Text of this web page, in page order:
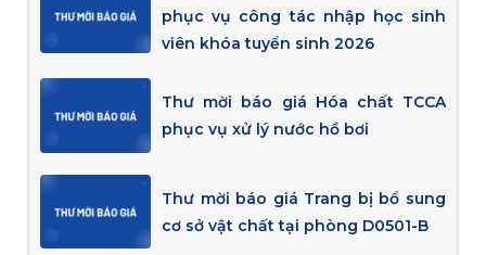
phục vụ công tác nhập học sinh
viên khóa tuyển sinh 2026
Thư mời báo giá Hóa chất TCCA
phục vụ xử lý nước hồ bơi
Thư mời báo giá Trang bị bổ sung
cơ sở vật chất tại phòng D0501-B